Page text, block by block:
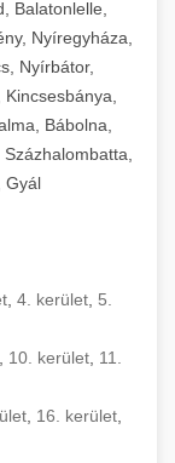
-
összes
figyelő
hosszú
-
modellek
a
-
szükséges
sütők,
helyen
a
a
és az
távú
Balatonlelle,
Nyíregyháza,
Nyírbátor,
Bábolna,
Gyál
4. kerület 5.
10. kerület, 11.
16. kerület